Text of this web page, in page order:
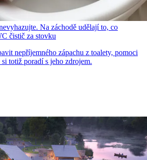
Na záchodě udělají to, co
čistič za stovku
nepříjemného zápachu z toalety, pomoci
totiž poradí s jeho zdrojem.